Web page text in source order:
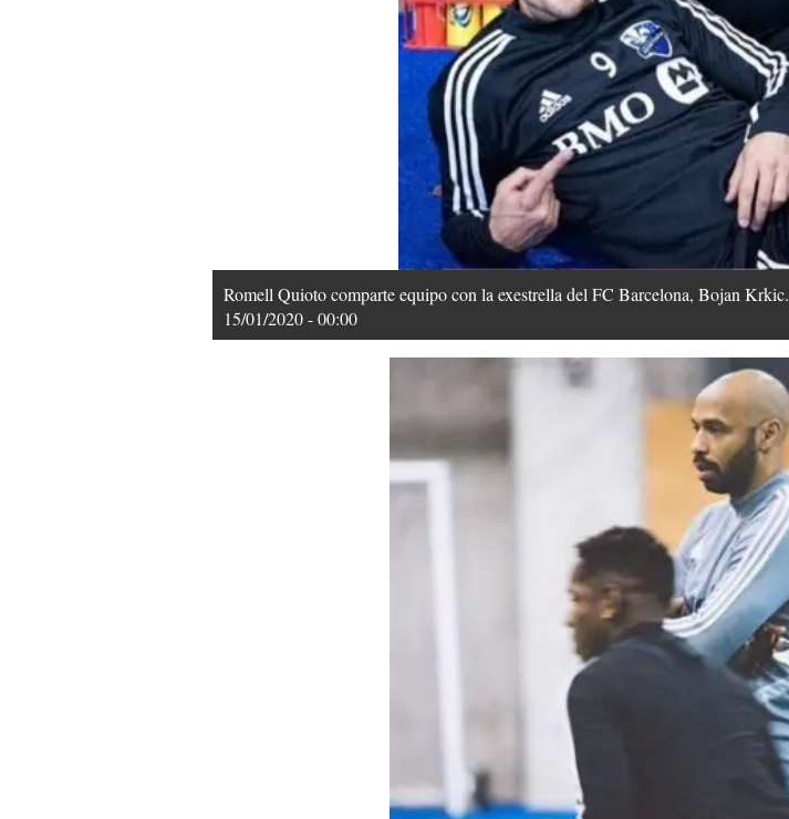
Romell Quioto comparte equipo con la exestrella del FC Barcelona, Bojan Krkic.
15/01/2020 - 00:00